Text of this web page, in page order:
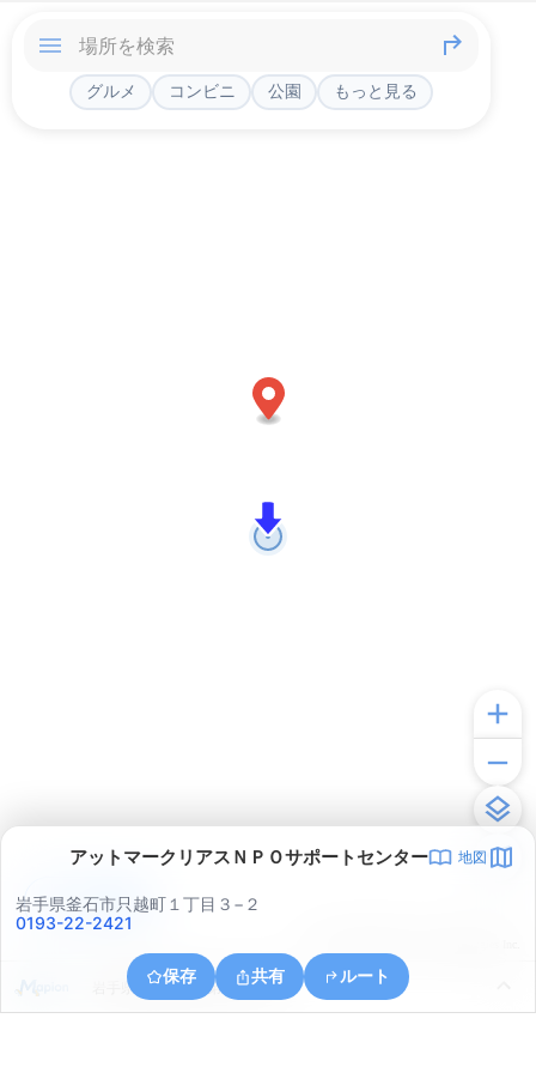
グルメ コンビニ 公園 もっと見る
アットマークリアスＮＰＯサポートセンター 地図
岩手県釜石市只越町１丁目３−２
0193-22-2421
保存 共有 ルート
岩手県釜石市釜石第１６地割
アプリで見る